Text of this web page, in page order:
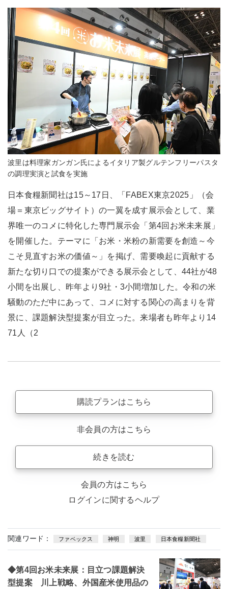
波里は料理家ガンガン氏によるイタリア製グルテンフリーパスタ
の調理実演と試食を実施
日本食糧新聞社は15～17日、「FABEX東京2025」（会
場＝東京ビッグサイト）の一翼を成す展示会として、業
界唯一のコメに特化した専門展示会「第4回お米未来展」
を開催した。テーマに「お米・米粉の新需要を創造～今
こそ見直すお米の価値～」を掲げ、需要喚起に貢献する
新たな切り口での提案ができる展示会として、44社が48
小間を出展し、昨年より9社・3小間増加した。令和の米
騒動のただ中にあって、コメに対する関心の高まりを背
景に、課題解決型提案が目立った。来場者も昨年より14
71人（2
購読プランはこちら
非会員の方はこちら
続きを読む
会員の方はこちら
ログインに関するヘルプ
関連ワード： ファベックス 神明 波里 日本食糧新聞社
◆第4回お米未来展：目立つ課題解決
型提案 川上戦略、外国産米使用品の